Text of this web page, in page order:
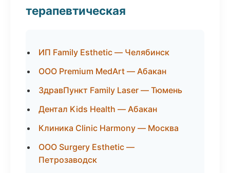
терапевтическая
ИП Family Esthetic — Челябинск
ООО Premium MedArt — Абакан
ЗдравПункт Family Laser — Тюмень
Дентал Kids Health — Абакан
Клиника Clinic Harmony — Москва
ООО Surgery Esthetic —
Петрозаводск